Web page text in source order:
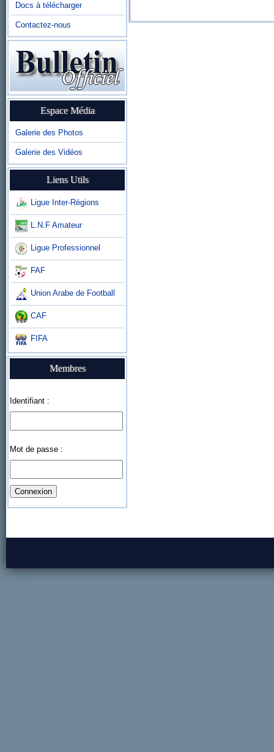
Docs à télécharger
Contactez-nous
Espace Média
Galerie des Photos
Galerie des Vidéos
Liens Utils
Ligue Inter-Régions
L.N.F Amateur
Ligue Professionnel
FAF
Union Arabe de Football
CAF
FIFA
Membres
Identifiant :
Mot de passe :